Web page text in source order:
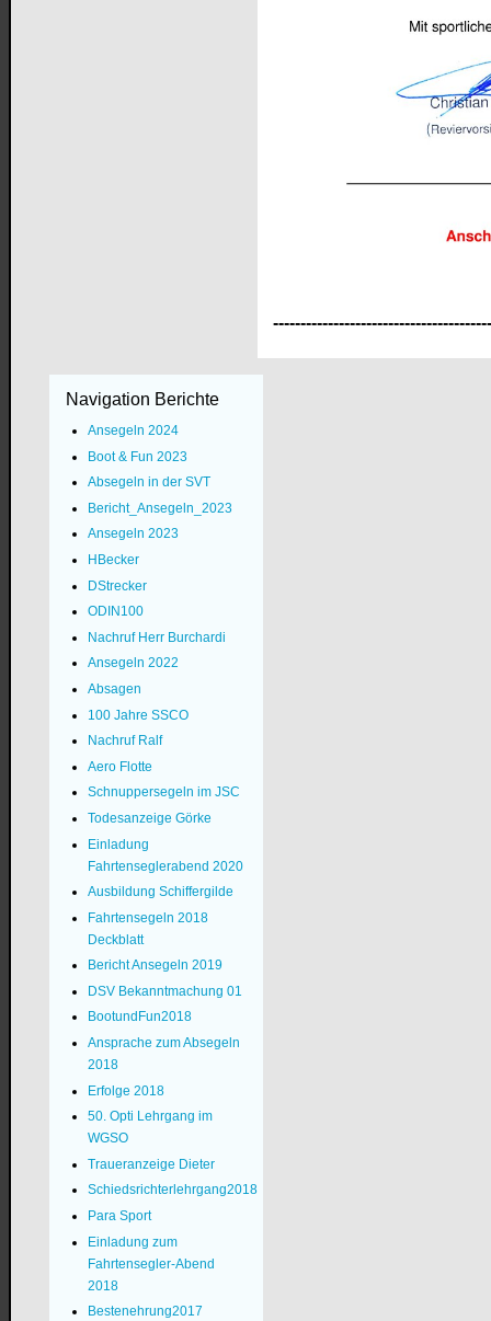
Navigation Berichte
Ansegeln 2024
Boot & Fun 2023
Absegeln in der SVT
Bericht_Ansegeln_2023
Ansegeln 2023
HBecker
DStrecker
ODIN100
Nachruf Herr Burchardi
Ansegeln 2022
Absagen
100 Jahre SSCO
Nachruf Ralf
Aero Flotte
Schnuppersegeln im JSC
Todesanzeige Görke
Einladung
Fahrtenseglerabend 2020
Ausbildung Schiffergilde
Fahrtensegeln 2018
Deckblatt
Bericht Ansegeln 2019
DSV Bekanntmachung 01
BootundFun2018
Ansprache zum Absegeln
2018
Erfolge 2018
50. Opti Lehrgang im
WGSO
Traueranzeige Dieter
Schiedsrichterlehrgang2018
Para Sport
Einladung zum
Fahrtensegler-Abend
2018
Bestenehrung2017